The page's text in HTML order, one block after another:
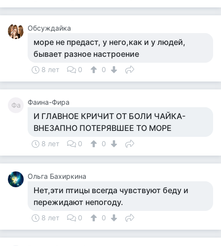
Обсуждайка
море не предаст, у него,как и у людей,
бывает разное настроение
8 лет 0 0
Фа Фаина-Фира
И ГЛАВНОЕ КРИЧИТ ОТ БОЛИ ЧАЙКА-
ВНЕЗАПНО ПОТЕРЯВШЕЕ ТО МОРЕ
8 лет 0 0
Ольга Бахиркина
Нет,эти птицы всегда чувствуют беду и
пережидают непогоду.
8 лет 0 0